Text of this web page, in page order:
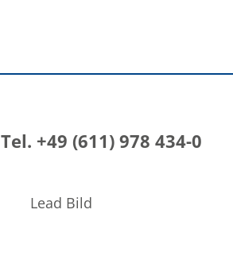
Tel. +49 (611) 978 434-0